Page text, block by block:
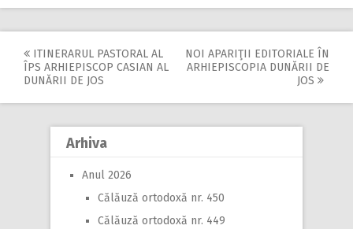
Post
navigation
ITINERARUL PASTORAL AL
ÎPS ARHIEPISCOP CASIAN AL
DUNĂRII DE JOS
NOI APARIŢII EDITORIALE ÎN
ARHIEPISCOPIA DUNĂRII DE
JOS
Arhiva
Anul 2026
Călăuză ortodoxă nr. 450
Călăuză ortodoxă nr. 449